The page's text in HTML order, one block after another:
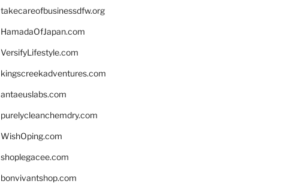
takecareofbusinessdfw.org
HamadaOfJapan.com
VersifyLifestyle.com
kingscreekadventures.com
antaeuslabs.com
purelycleanchemdry.com
WishOping.com
shoplegacee.com
bonvivantshop.com